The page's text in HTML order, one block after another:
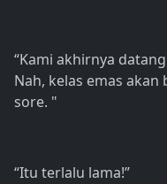
“Kami akhirnya
Nah, kelas emas
sore. "
“Itu terlalu lama!”